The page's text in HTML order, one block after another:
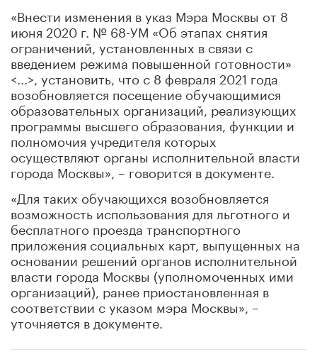
«Внести изменения в указ Мэра Москвы от 8
июня 2020 г. № 68-УМ «Об этапах снятия
ограничений, установленных в связи с
введением режима повышенной готовности»
<...>, установить, что с 8 февраля 2021 года
возобновляется посещение обучающимися
образовательных организаций, реализующих
программы высшего образования, функции и
полномочия учредителя которых
осуществляют органы исполнительной власти
города Москвы», – говорится в документе.
«Для таких обучающихся возобновляется
возможность использования для льготного и
бесплатного проезда транспортного
приложения социальных карт, выпущенных на
основании решений органов исполнительной
власти города Москвы (уполномоченных ими
организаций), ранее приостановленная в
соответствии с указом мэра Москвы», –
уточняется в документе.